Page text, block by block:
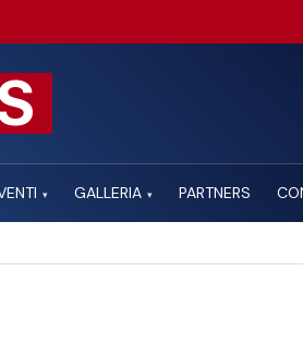
▾ GALLERIA ▾ PARTNERS